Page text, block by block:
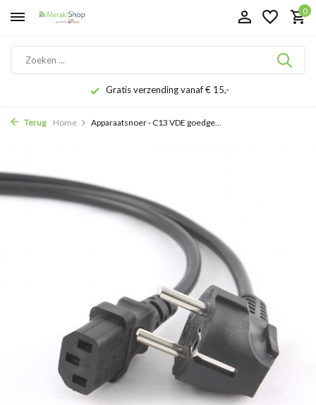
0
Gratis verzending vanaf € 15,-
Terug Home Apparaatsnoer - C13 VDE goedge...